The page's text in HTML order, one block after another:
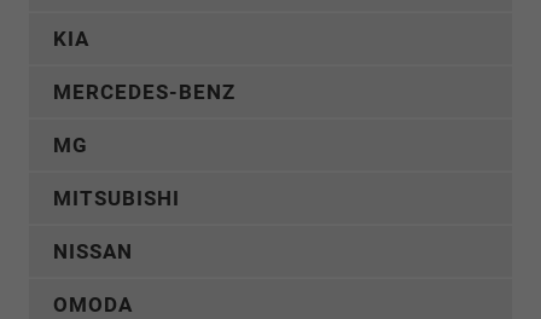
KIA
MERCEDES-BENZ
MG
MITSUBISHI
NISSAN
OMODA